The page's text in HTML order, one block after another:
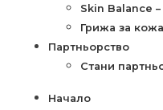
Skin Balance
Грижа за
Партньорство
Стани
Начало